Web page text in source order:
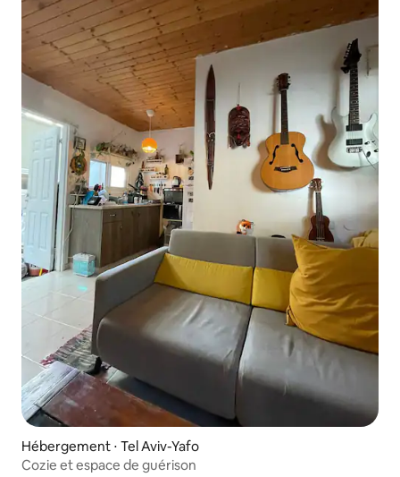
Hébergement ⋅ Tel Aviv-Yafo
Cozie et espace de guérison